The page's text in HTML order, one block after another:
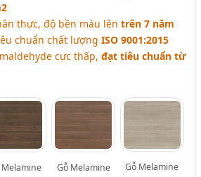
thực, độ bền màu lêntrên 7 năm
chuẩn chất lượngISO 9001:2015
cực thấp,đạt tiêu chuẩn từ
Melamine
Gỗ Melamine
Gỗ Melamine